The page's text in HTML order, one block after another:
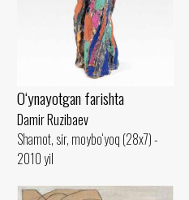
O‘ynayotgan farishta
Damir Ruzibaev
Shamot, sir, moybo‘yoq (28x7) -
2010 yil